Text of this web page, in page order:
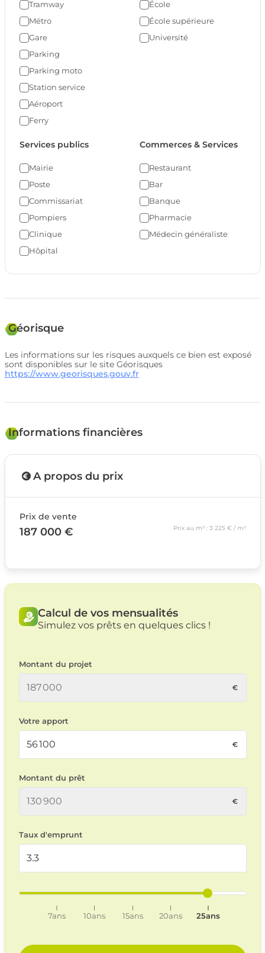
Tramway
Métro
Gare
Parking
Parking moto
Station service
Aéroport
Ferry
École
École supérieure
Université
Services publics
Mairie
Poste
Commissariat
Pompiers
Clinique
Hôpital
Commerces & Services
Restaurant
Bar
Banque
Pharmacie
Médecin généraliste
Géorisque
Les informations sur les risques auxquels ce bien est exposé
sont disponibles sur le site Géorisques
https://www.georisques.gouv.fr
Informations financières
A propos du prix
Prix de vente
187 000 € Prix au m² : 3 225 € / m²
Calcul de vos mensualités
Simulez vos prêts en quelques clics !
Montant du projet
Votre apport
Montant du prêt
Taux d'emprunt
7ans 10ans 15ans 20ans 25ans